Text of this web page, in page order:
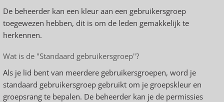
De beheerder kan een kleur aan een gebruikersgroep
toegewezen hebben, dit is om de leden gemakkelijk te
herkennen.
Wat is de "Standaard gebruikersgroep"?
Als je lid bent van meerdere gebruikersgroepen, word je
standaard gebruikersgroep gebruikt om je groepskleur en
groepsrang te bepalen. De beheerder kan je de permissies